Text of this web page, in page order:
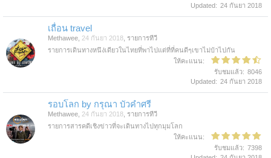
Updated: 24 กันยา 2018
เถื่อน travel
Methawee 24 กันยา 2018 รายการทีวี
รายการเดินทางหนึง่เดียวในไทยที่พาไปแต่ที่ที่คนดีๆเขาไม่บ้าไปกัน
ให้คะแนน:
รับชมแล้ว: 8046
Updated: 24 กันยา 2018
รอบโลก by กรุณา บัวคำศรี
Methawee 24 กันยา 2018 รายการทีวี
รายการสารคดีเชิงข่าวที่จะเดินทางไปทุกมุมโลก
ให้คะแนน:
รับชมแล้ว: 7398